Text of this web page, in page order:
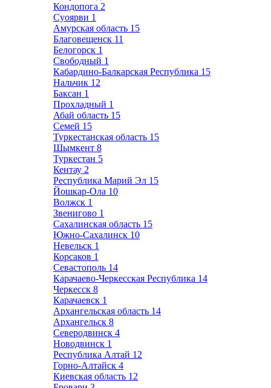
Кондопога 2
Суоярви 1
Амурская область 15
Благовещенск 11
Белогорск 1
Свободный 1
Кабардино-Балкарская Республика 15
Нальчик 12
Баксан 1
Прохладный 1
Абай область 15
Семей 15
Туркестанская область 15
Шымкент 8
Туркестан 5
Кентау 2
Республика Марий Эл 15
Йошкар-Ола 10
Волжск 1
Звенигово 1
Сахалинская область 15
Южно-Сахалинск 10
Невельск 1
Корсаков 1
Севастополь 14
Карачаево-Черкесская Республика 14
Черкесск 8
Карачаевск 1
Архангельская область 14
Архангельск 8
Северодвинск 4
Новодвинск 1
Республика Алтай 12
Горно-Алтайск 4
Киевская область 12